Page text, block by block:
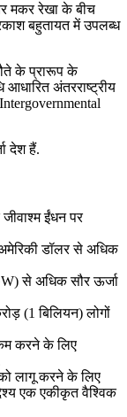
मकर रेखा के बीच
बहुतायत में उपलब्ध
के प्रारूप के
अंतरराष्ट्रीय
देश हैं.
ईंधन पर
डॉलर से अधिक
से अधिक सौर ऊर्जा
(1 बिलियन) लोगों
कम करने के लिए
लागू करने के लिए
एक एकीकृत वैश्विक